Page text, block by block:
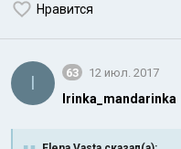
Нравится
I 63 12 июл. 2017
Irinka_mandarinka